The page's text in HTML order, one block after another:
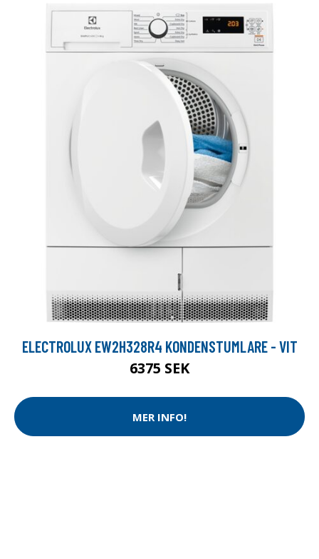
ELECTROLUX EW2H328R4 KONDENSTUMLARE - VIT
6375 SEK
MER INFO!